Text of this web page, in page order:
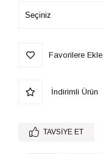
Favorilere Ekle
İndirimli Ürün
TAVSIYE ET